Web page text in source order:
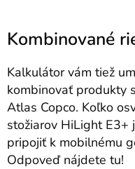
Kombinované
Kalkulátor vám tiež
kombinovať produkty
Atlas Copco. Koľko
stožiarov HiLight E3+
pripojiť k mobilnému
Odpoveď nájdete tu!